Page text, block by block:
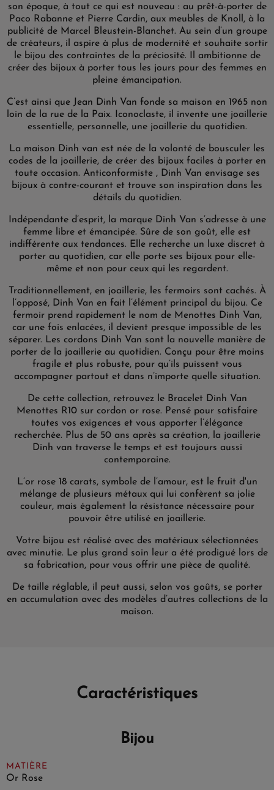
son époque, à tout ce qui est nouveau : au prêt-à-porter de
Paco Rabanne et Pierre Cardin, aux meubles de Knoll, à la
publicité de Marcel Bleustein-Blanchet. Au sein d’un groupe
de créateurs, il aspire à plus de modernité et souhaite sortir
le bijou des contraintes de la préciosité. Il ambitionne de
créer des bijoux à porter tous les jours pour des femmes en
pleine émancipation.
C’est ainsi que Jean Dinh Van fonde sa maison en 1965 non
loin de la rue de la Paix. Iconoclaste, il invente une joaillerie
essentielle, personnelle, une joaillerie du quotidien.
La maison Dinh van est née de la volonté de bousculer les
codes de la joaillerie, de créer des bijoux faciles à porter en
toute occasion. Anticonformiste , Dinh Van envisage ses
bijoux à contre-courant et trouve son inspiration dans les
détails du quotidien.
Indépendante d’esprit, la marque Dinh Van s’adresse à une
femme libre et émancipée. Sûre de son goût, elle est
indifférente aux tendances. Elle recherche un luxe discret à
porter au quotidien, car elle porte ses bijoux pour elle-
même et non pour ceux qui les regardent.
Traditionnellement, en joaillerie, les fermoirs sont cachés. À
l’opposé, Dinh Van en fait l’élément principal du bijou. Ce
fermoir prend rapidement le nom de Menottes Dinh Van,
car une fois enlacées, il devient presque impossible de les
séparer. Les cordons Dinh Van sont la nouvelle manière de
porter de la joaillerie au quotidien. Conçu pour être moins
fragile et plus robuste, pour qu’ils puissent vous
accompagner partout et dans n’importe quelle situation.
De cette collection, retrouvez le Bracelet Dinh Van
Menottes R10 sur cordon or rose. Pensé pour satisfaire
toutes vos exigences et vous apporter l’élégance
recherchée. Plus de 50 ans après sa création, la joaillerie
Dinh van traverse le temps et est toujours aussi
contemporaine.
L’or rose 18 carats, symbole de l’amour, est le fruit d'un
mélange de plusieurs métaux qui lui confèrent sa jolie
couleur, mais également la résistance nécessaire pour
pouvoir être utilisé en joaillerie.
Votre bijou est réalisé avec des matériaux sélectionnées
avec minutie. Le plus grand soin leur a été prodigué lors de
sa fabrication, pour vous offrir une pièce de qualité.
De taille réglable, il peut aussi, selon vos goûts, se porter
en accumulation avec des modèles d’autres collections de la
maison.
Caractéristiques
Bijou
MATIÈRE
Or Rose